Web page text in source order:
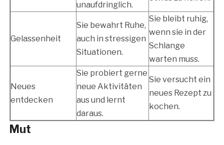
unaufdringlich.
Gelassenheit
Sie bewahrt Ruhe,
auch in stressigen
Situationen.
Sie bleibt ruhig,
wenn sie in der
Schlange
warten muss.
Neues
entdecken
Sie probiert gerne
neue Aktivitäten
aus und lernt
daraus.
Sie versucht ein
neues Rezept zu
kochen.
Mut